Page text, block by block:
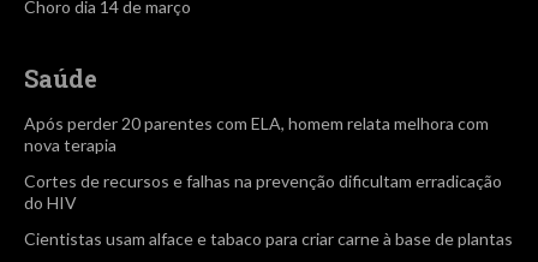
Choro dia 14 de março
Saúde
Após perder 20 parentes com ELA, homem relata melhora com
nova terapia
Cortes de recursos e falhas na prevenção dificultam erradicação
do HIV
Cientistas usam alface e tabaco para criar carne à base de plantas